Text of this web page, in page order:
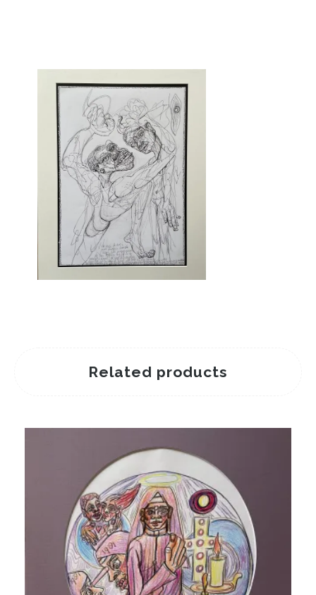
Related products